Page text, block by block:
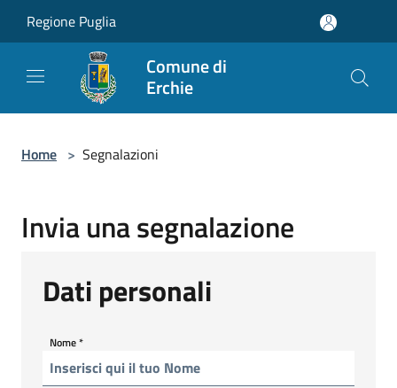
Regione Puglia
Comune di
Erchie
Home > Segnalazioni
Invia una segnalazione
Dati personali
Nome*